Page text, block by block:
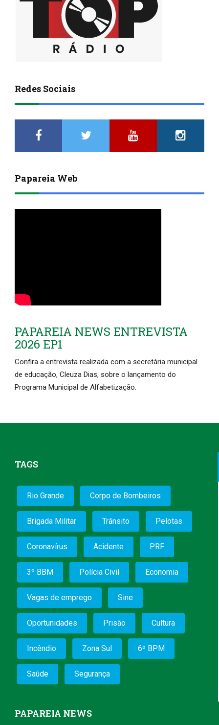
Redes Sociais
Papareia Web
PAPAREIA NEWS ENTREVISTA
2026 EP1
Confira a entrevista realizada com a secretária municipal
de educação, Cleuza Dias, sobre o lançamento do
Programa Municipal de Alfabetização.
TAGS
Rio Grande Corpo de Bombeiros
Brigada Militar Trânsito Pelotas
Coronavírus Acidente PRF
3º BBM Polícia Civil Economia
Vagas de emprego Sine
Oportunidades Prisão Cultura
Incêndio Zona Sul 6º BPM
Saúde Segurança
PAPAREIA NEWS